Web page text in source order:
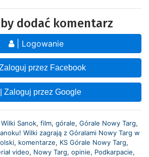
dodać komentarz
| Logowanie
Zaloguj przez Facebook
Zaloguj przez Google
Sanok, film, górale, Górale Nowy Targ,
Wilki zagrają z Góralami Nowy Targ w
, komentarze, KS Górale Nowy Targ,
video, Nowy Targ, opinie, Podkarpacie,